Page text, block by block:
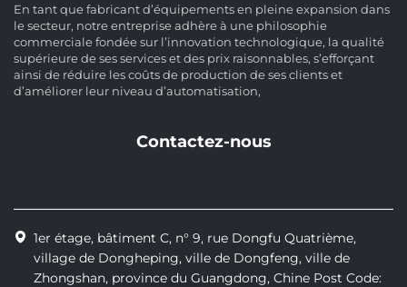
En tant que fabricant d’équipements en pleine expansion dans
le secteur, notre entreprise adhère à une philosophie
commerciale fondée sur l’innovation technologique, la qualité
supérieure de ses services et des prix raisonnables, s’efforçant
ainsi de réduire les coûts de production de ses clients et
d’améliorer leur niveau d’automatisation,
Contactez-nous
1er étage, bâtiment C, n° 9, rue Dongfu Quatrième,
village de Dongheping, ville de Dongfeng, ville de
Zhongshan, province du Guangdong, Chine Post Code: